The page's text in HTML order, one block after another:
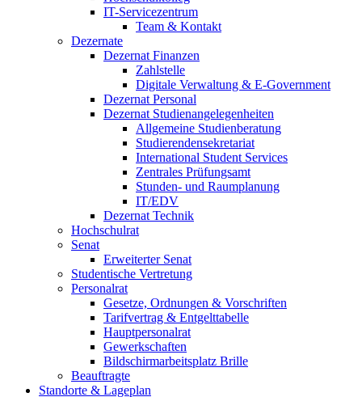
IT-Servicezentrum
Team & Kontakt
Dezernate
Dezernat Finanzen
Zahlstelle
Digitale Verwaltung & E-Government
Dezernat Personal
Dezernat Studienangelegenheiten
Allgemeine Studienberatung
Studierendensekretariat
International Student Services
Zentrales Prüfungsamt
Stunden- und Raumplanung
IT/EDV
Dezernat Technik
Hochschulrat
Senat
Erweiterter Senat
Studentische Vertretung
Personalrat
Gesetze, Ordnungen & Vorschriften
Tarifvertrag & Entgelttabelle
Hauptpersonalrat
Gewerkschaften
Bildschirmarbeitsplatz Brille
Beauftragte
Standorte & Lageplan